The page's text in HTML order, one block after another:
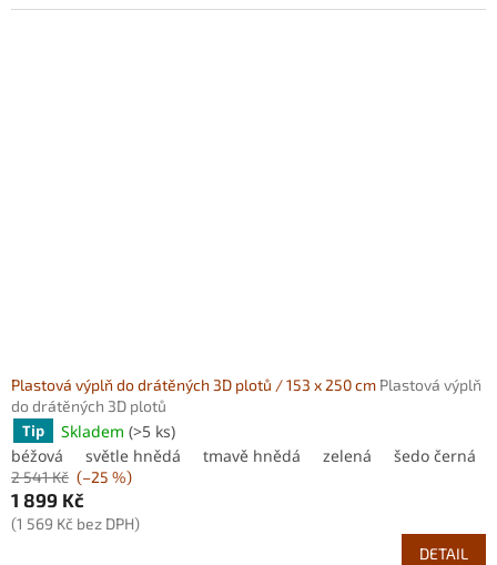
Plastová výplň do drátěných 3D plotů / 153 x 250 cm Plastová výplň
do drátěných 3D plotů
Tip Skladem (>5 ks)
béžová
světle hnědá tmavě hnědá zelená šedo černá
2 541 Kč (–25 %)
1 899 Kč
(1 569 Kč bez DPH)
DETAIL